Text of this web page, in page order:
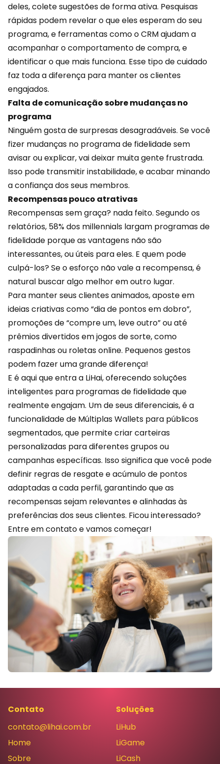
deles, colete sugestões de forma ativa. Pesquisas
rápidas podem revelar o que eles esperam do seu
programa, e ferramentas como o CRM ajudam a
acompanhar ocomportamentode compra, e
identificar o que mais funciona. Esse tipo de cuidado
faz toda a diferença para manter os clientes
engajados.
Falta de comunicação sobre mudanças no
programa
Ninguém gosta de surpresas desagradáveis. Se você
fizer mudanças no programa de fidelidade sem
avisar ou explicar, vai deixar muita gente frustrada.
Isso pode transmitir instabilidade, e acabar minando
a confiança dos seus membros.
Recompensas pouco atrativas
Recompensas sem graça? nada feito. Segundo os
relatórios, 58% dos millennials largam programas de
fidelidade porque as vantagens não são
interessantes, ou úteis para eles. E quem pode
culpá-los? Se o esforço não vale a recompensa, é
natural buscar algo melhor em outro lugar.
Para manter seus clientes animados, aposte em
ideias criativas como “dia de pontos em dobro”,
promoções de “compre um, leve outro” ou até
prêmios divertidos em jogos de sorte, como
raspadinhas ou roletas online. Pequenos gestos
podem fazer uma grande diferença!
E é aqui que entra a LiHai, oferecendo soluções
inteligentes para programas de fidelidade que
realmente engajam. Um de seus diferenciais, é a
funcionalidade de Múltiplas Wallets para públicos
segmentados, que permite criar carteiras
personalizadas para diferentes grupos ou
campanhas específicas. Isso significa que você pode
definir regras de resgate e acúmulo de pontos
adaptadas a cada perfil, garantindo que as
recompensas sejam relevantes e alinhadas às
preferências dos seus clientes. Ficou interessado?
Entre em contatoe vamos começar!
Contato
contato@lihai.com.br
Home
Sobre
Soluções
LiHub
LiGame
LiCash